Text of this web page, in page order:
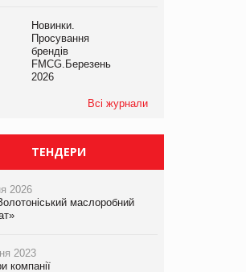
Новинки.
Просування
брендів
FMCG.Березень
2026
Всі журнали
ТЕНДЕРИ
2026
маслоробний
2023
компанії